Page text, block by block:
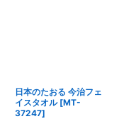
日本のたおる 今治フェ
イスタオル [MT-
37247]